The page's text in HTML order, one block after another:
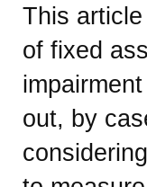
This
of fixed
out, by